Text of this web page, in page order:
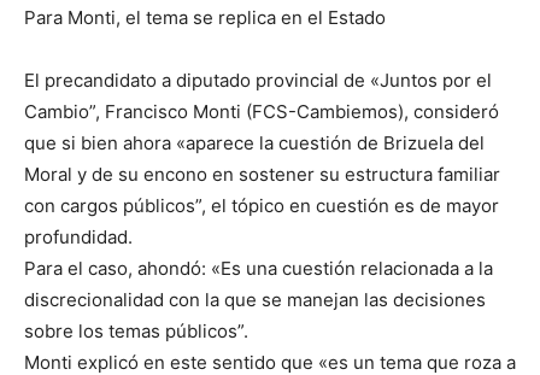
Para Monti, el tema se replica en el Estado
El precandidato a diputado provincial de «Juntos por el
Cambio”, Francisco Monti (FCS-Cambiemos), consideró
que si bien ahora «aparece la cuestión de Brizuela del
Moral y de su encono en sostener su estructura familiar
con cargos públicos”, el tópico en cuestión es de mayor
profundidad.
Para el caso, ahondó: «Es una cuestión relacionada a la
discrecionalidad con la que se manejan las decisiones
sobre los temas públicos”.
Monti explicó en este sentido que «es un tema que roza a